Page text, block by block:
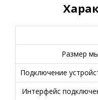
Размер
Подключение
Интерфейс